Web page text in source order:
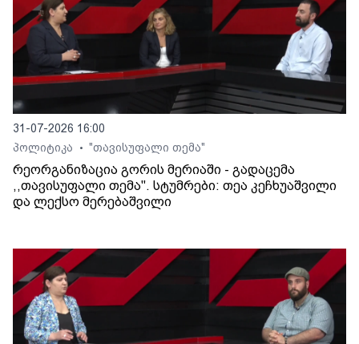
31-07-2026 16:00
პოლიტიკა
• "თავისუფალი თემა"
რეორგანიზაცია გორის მერიაში - გადაცემა
,,თავისუფალი თემა". სტუმრები: თეა კეჩხუაშვილი
და ლექსო მერებაშვილი